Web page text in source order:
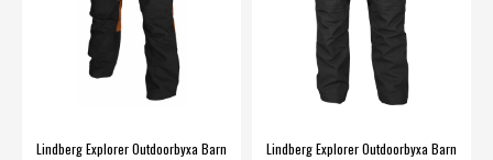
Lindberg Explorer Outdoorbyxa Barn
Lindberg Explorer Outdoorbyxa Barn